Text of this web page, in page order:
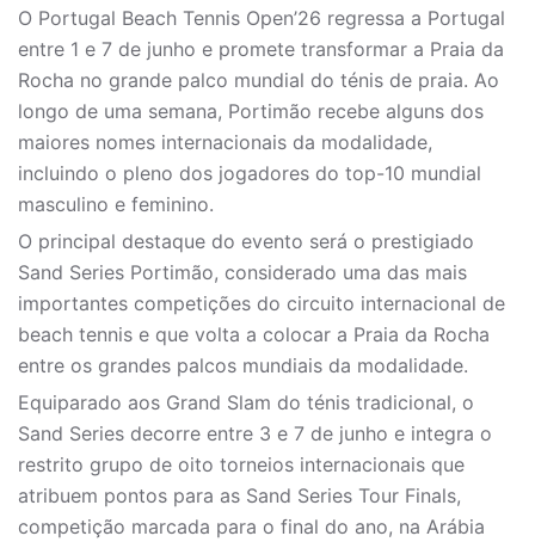
O Portugal Beach Tennis Open’26 regressa a Portugal
entre 1 e 7 de junho e promete transformar a Praia da
Rocha no grande palco mundial do ténis de praia. Ao
longo de uma semana, Portimão recebe alguns dos
maiores nomes internacionais da modalidade,
incluindo o pleno dos jogadores do top-10 mundial
masculino e feminino.
O principal destaque do evento será o prestigiado
Sand Series Portimão, considerado uma das mais
importantes competições do circuito internacional de
beach tennis e que volta a colocar a Praia da Rocha
entre os grandes palcos mundiais da modalidade.
Equiparado aos Grand Slam do ténis tradicional, o
Sand Series decorre entre 3 e 7 de junho e integra o
restrito grupo de oito torneios internacionais que
atribuem pontos para as Sand Series Tour Finals,
competição marcada para o final do ano, na Arábia